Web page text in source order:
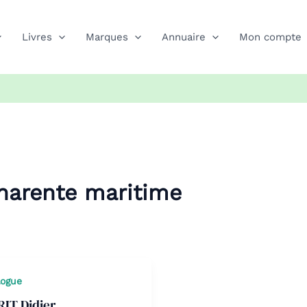
Livres Marques Annuaire Mon compte
maritime